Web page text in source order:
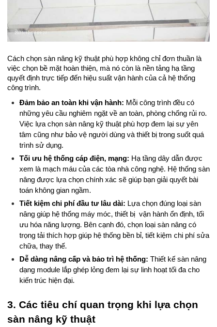
Cách chọn sàn nâng kỹ thuật phù hợp không chỉ đơn thuần là
việc chọn bề mặt hoàn thiện, mà nó còn là nền tảng hạ tầng
quyết định trực tiếp đến hiệu suất vận hành của cả hệ thống
công trình.
Đảm bảo an toàn khi vận hành: Mỗi công trình đều có
những yêu cầu nghiêm ngặt về an toàn, phòng chống rủi ro.
Việc lựa chọn sàn nâng kỹ thuật phù hợp đem lại sự yên
tâm cũng như bảo vệ người dùng và thiết bị trong suốt quá
trình sử dụng.
Tối ưu hệ thống cáp điện, mạng: Hạ tầng dây dẫn được
xem là mạch máu của các tòa nhà công nghệ. Hệ thống sàn
nâng được lựa chọn chính xác sẽ giúp bạn giải quyết bài
toán không gian ngầm.
Tiết kiệm chi phí đầu tư lâu dài: Lựa chọn đúng loại sàn
nâng giúp hệ thống máy móc, thiết bị  vận hành ổn định, tối
ưu hóa năng lượng. Bên cạnh đó, chọn loại sàn nâng có
trọng tải thích hợp giúp hệ thống bền bỉ, tiết kiệm chi phí sửa
chữa, thay thế.
Dễ dàng nâng cấp và bảo trì hệ thống: Thiết kế sàn nâng
dạng module lắp ghép lỏng đem lại sự linh hoạt tối đa cho
kiến trúc hiện đại.
3. Các tiêu chí quan trọng khi lựa chọn
sàn nâng kỹ thuật